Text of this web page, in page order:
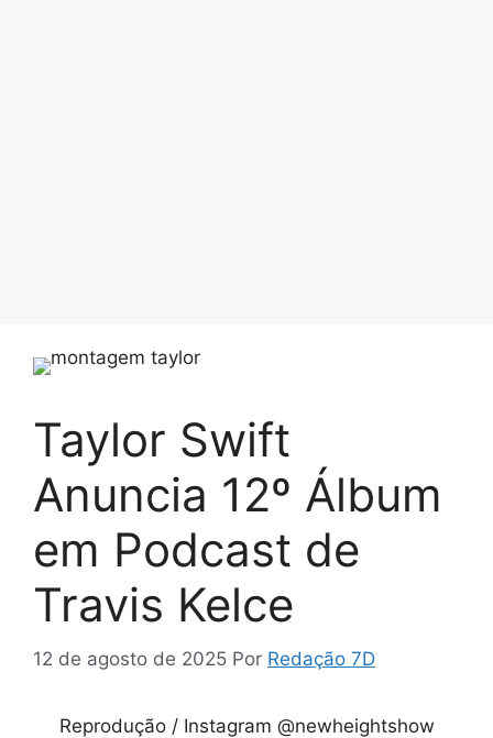
Taylor Swift
Anuncia 12º Álbum
em Podcast de
Travis Kelce
12 de agosto de 2025 Por Redação 7D
Reprodução / Instagram @newheightshow